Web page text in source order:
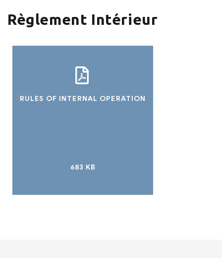
Règlement Intérieur
RULES OF INTERNAL OPERATION
683 KB